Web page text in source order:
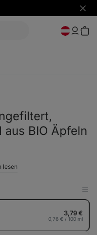
BIO Äpfeln
lesen
in
3,79 €
0,76 € / 100 ml